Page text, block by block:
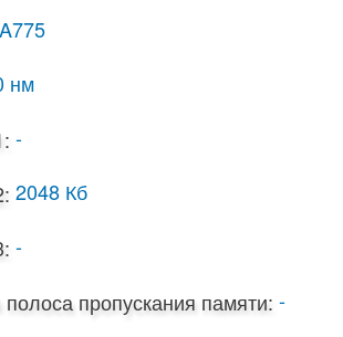
нм
-
2048 Кб
-
пропускания памяти: -